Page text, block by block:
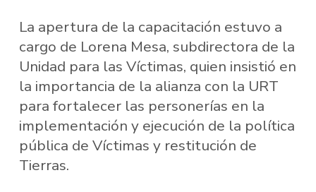
La apertura de la capacitación estuvo a
cargo de Lorena Mesa, subdirectora de la
Unidad para las Víctimas, quien insistió en
la importancia de la alianza con la URT
para fortalecer las personerías en la
implementación y ejecución de la política
pública de Víctimas y restitución de
Tierras.